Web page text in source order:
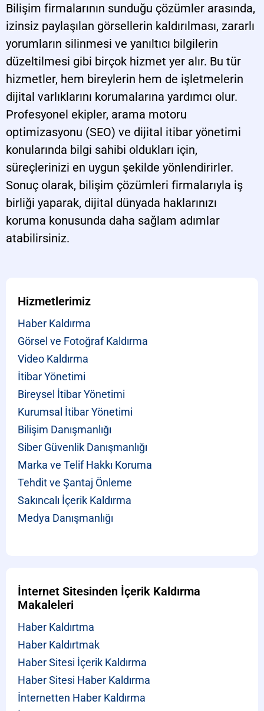
Bilişim firmalarının sunduğu çözümler arasında,
izinsiz paylaşılan görsellerin kaldırılması, zararlı
yorumların silinmesi ve yanıltıcı bilgilerin
düzeltilmesi gibi birçok hizmet yer alır. Bu tür
hizmetler, hem bireylerin hem de işletmelerin
dijital varlıklarını korumalarına yardımcı olur.
Profesyonel ekipler, arama motoru
optimizasyonu (SEO) ve dijital itibar yönetimi
konularında bilgi sahibi oldukları için,
süreçlerinizi en uygun şekilde yönlendirirler.
Sonuç olarak, bilişim çözümleri firmalarıyla iş
birliği yaparak, dijital dünyada haklarınızı
koruma konusunda daha sağlam adımlar
atabilirsiniz.
Hizmetlerimiz
Haber Kaldırma
Görsel ve Fotoğraf Kaldırma
Video Kaldırma
İtibar Yönetimi
Bireysel İtibar Yönetimi
Kurumsal İtibar Yönetimi
Bilişim Danışmanlığı
Siber Güvenlik Danışmanlığı
Marka ve Telif Hakkı Koruma
Tehdit ve Şantaj Önleme
Sakıncalı İçerik Kaldırma
Medya Danışmanlığı
İnternet Sitesinden İçerik Kaldırma
Makaleleri
Haber Kaldırtma
Haber Kaldırtmak
Haber Sitesi İçerik Kaldırma
Haber Sitesi Haber Kaldırma
İnternetten Haber Kaldırma